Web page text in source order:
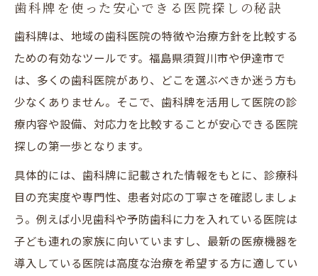
歯科牌を使った安心できる医院探しの秘訣
歯科牌は、地域の歯科医院の特徴や治療方針を比較する
ための有効なツールです。福島県須賀川市や伊達市で
は、多くの歯科医院があり、どこを選ぶべきか迷う方も
少なくありません。そこで、歯科牌を活用して医院の診
療内容や設備、対応力を比較することが安心できる医院
探しの第一歩となります。
具体的には、歯科牌に記載された情報をもとに、診療科
目の充実度や専門性、患者対応の丁寧さを確認しましょ
う。例えば小児歯科や予防歯科に力を入れている医院は
子ども連れの家族に向いていますし、最新の医療機器を
導入している医院は高度な治療を希望する方に適してい